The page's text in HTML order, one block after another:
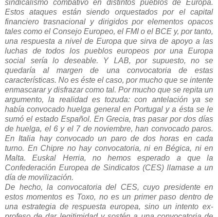
sindicalismo combativo en distintos pueblos de Europa.
Estos ataques están siendo orquestados por el capital
financiero trasnacional y dirigidos por elementos opacos
tales como el Consejo Europeo, el FMI o el BCE y, por tanto,
una respuesta a nivel de Europa que sirva de apoyo a las
luchas de todos los pueblos europeos por una Europa
social sería lo deseable. Y LAB, por supuesto, no se
quedaría al margen de una convocatoria de estas
características. No es éste el caso, por mucho que se intente
enmascarar y disfrazar como tal. Por mucho que se repita un
argumento, la realidad es tozuda: con antelación ya se
había convocado huelga general en Portugal y a ésta se le
sumó el estado Español. En Grecia, tras pasar por dos días
de huelga, el 6 y el 7 de noviembre, han convocado paros.
En Italia hay convocado un paro de dos horas en cada
turno. En Chipre no hay convocatoria, ni en Bégica, ni en
Malta. Euskal Herria, no hemos esperado a que la
Confederación Europea de Sindicatos (CES) llamase a un
día de movilización.
De hecho, la convocatoria del CES, cuyo presidente en
estos momentos es Toxo, no es un primer paso dentro de
una estrategia de respuesta europea, sino un intento ex-